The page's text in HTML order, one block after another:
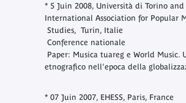
* 5 Juin 2008, Università di Torino and
International Association for Popular
Studies, Turin, Italie
Conference nationale
Paper: Musica tuareg e World Music.
etnografico nell'epoca della
* 07 Juin 2007, EHESS, Paris, France